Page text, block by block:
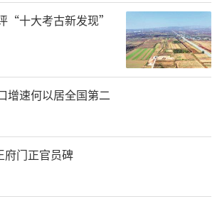
“十大考古新发现”
增速何以居全国第二
府门正官员碑